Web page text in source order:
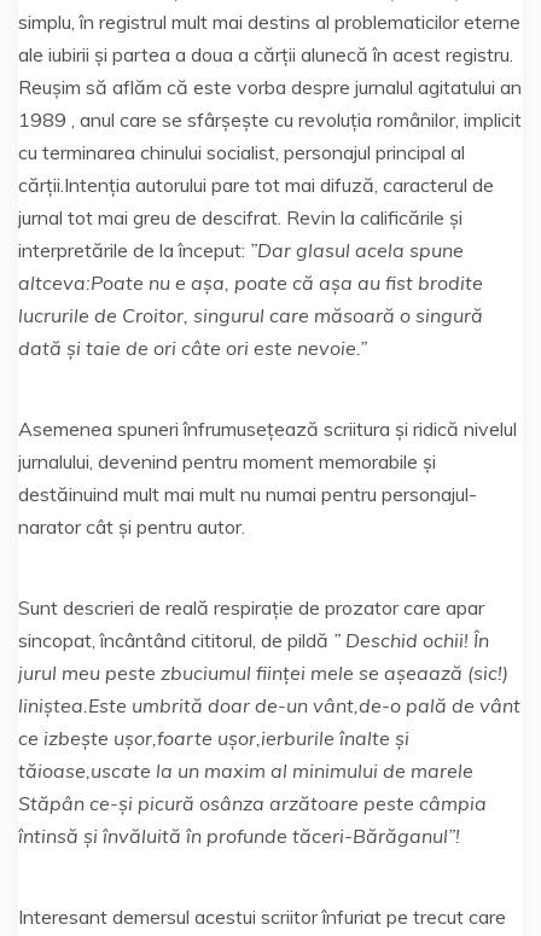
simplu, în registrul mult mai destins al problematicilor eterne
ale iubirii și partea a doua a cărții alunecă în acest registru.
Reușim să aflăm că este vorba despre jurnalul agitatului an
1989 , anul care se sfârșește cu revoluția românilor, implicit
cu terminarea chinului socialist, personajul principal al
cărții.Intenția autorului pare tot mai difuză, caracterul de
jurnal tot mai greu de descifrat. Revin la calificările și
interpretările de la început: ”Dar glasul acela spune
altceva:Poate nu e așa, poate că așa au fist brodite
lucrurile de Croitor, singurul care măsoară o singură
dată și taie de ori câte ori este nevoie.”
Asemenea spuneri înfrumusețează scriitura și ridică nivelul
jurnalului, devenind pentru moment memorabile și
destăinuind mult mai mult nu numai pentru personajul-
narator cât și pentru autor.
Sunt descrieri de reală respirație de prozator care apar
sincopat, încântând cititorul, de pildă ” Deschid ochii! În
jurul meu peste zbuciumul ființei mele se așeaază (sic!)
liniștea.Este umbrită doar de-un vânt,de-o pală de vânt
ce izbește ușor,foarte ușor,ierburile înalte și
tăioase,uscate la un maxim al minimului de marele
Stăpân ce-și picură osânza arzătoare peste câmpia
întinsă și învăluită în profunde tăceri-Bărăganul”!
Interesant demersul acestui scriitor înfuriat pe trecut care